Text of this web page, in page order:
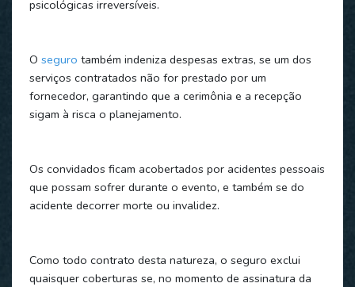
psicológicas irreversíveis.
O seguro também indeniza despesas extras, se um dos
serviços contratados não for prestado por um
fornecedor, garantindo que a cerimônia e a recepção
sigam à risca o planejamento.
Os convidados ficam acobertados por acidentes pessoais
que possam sofrer durante o evento, e também se do
acidente decorrer morte ou invalidez.
Como todo contrato desta natureza, o seguro exclui
quaisquer coberturas se, no momento de assinatura da